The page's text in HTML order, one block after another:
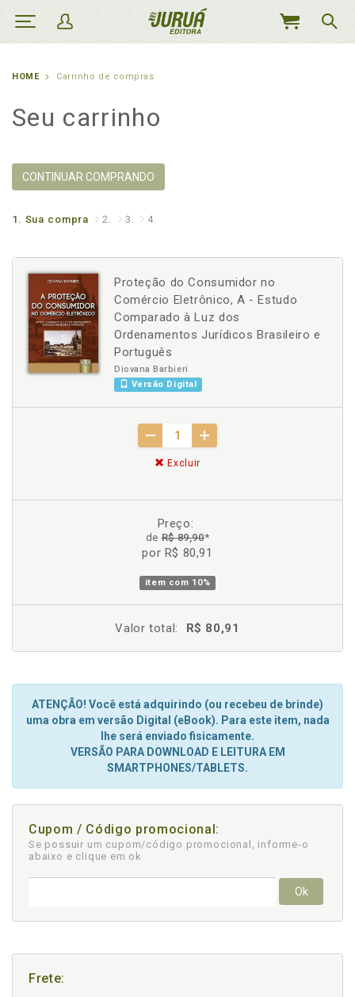
MEU
HOME Carrinho de compras
Seu carrinho
CONTINUAR COMPRANDO
1. Sua compra 2. 3. 4.
Proteção do Consumidor no
Comércio Eletrônico, A - Estudo
Comparado à Luz dos
Ordenamentos Jurídicos Brasileiro e
Português
Diovana Barbieri
Versão Digital
Excluir
Preço:
deR$ 89,90*
por R$ 80,91
item com 10%
Valor total: R$ 80,91
ATENÇÃO! Você está adquirindo (ou recebeu de brinde)
uma obra em versão Digital (eBook). Para este item, nada
lhe será enviado fisicamente.
VERSÃO PARA DOWNLOAD E LEITURA EM
SMARTPHONES/TABLETS.
Cupom / Código promocional:
Se possuir um cupom/código promocional, informe-o
abaixo e clique em ok
Ok
Frete: